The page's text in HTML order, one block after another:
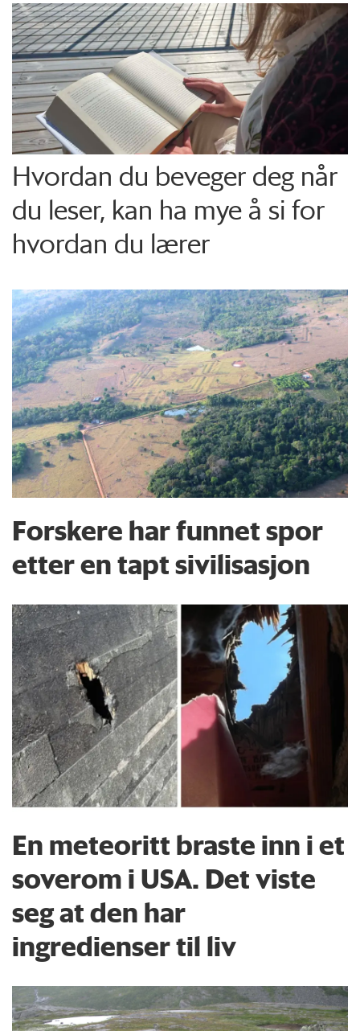
Hvordan du beveger deg når
du leser, kan ha mye å si for
hvordan du lærer
Forskere har funnet spor
etter en tapt sivilisasjon
En meteoritt braste inn i et
soverom i USA. Det viste
seg at den har
ingredienser til liv